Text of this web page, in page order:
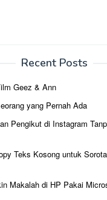
Recent Posts
Geez & Ann
yang Pernah Ada
Pengikut di Instagram
Teks Kosong untuk
Makalah di HP Pakai